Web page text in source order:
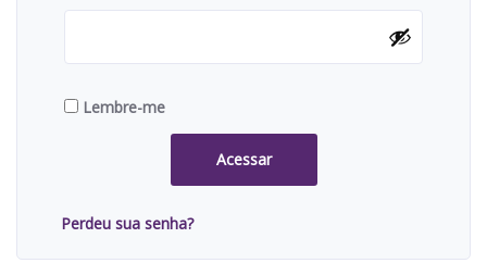
Lembre-me
Acessar
Perdeu sua senha?